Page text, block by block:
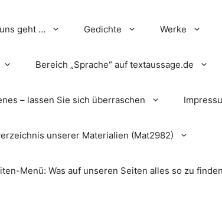
geht … Gedichte Werke
Bereich „Sprache“ auf textaussage.de
– lassen Sie sich überraschen
unserer Materialien (Mat2982)
Menü: Was auf unseren Seiten alles so zu